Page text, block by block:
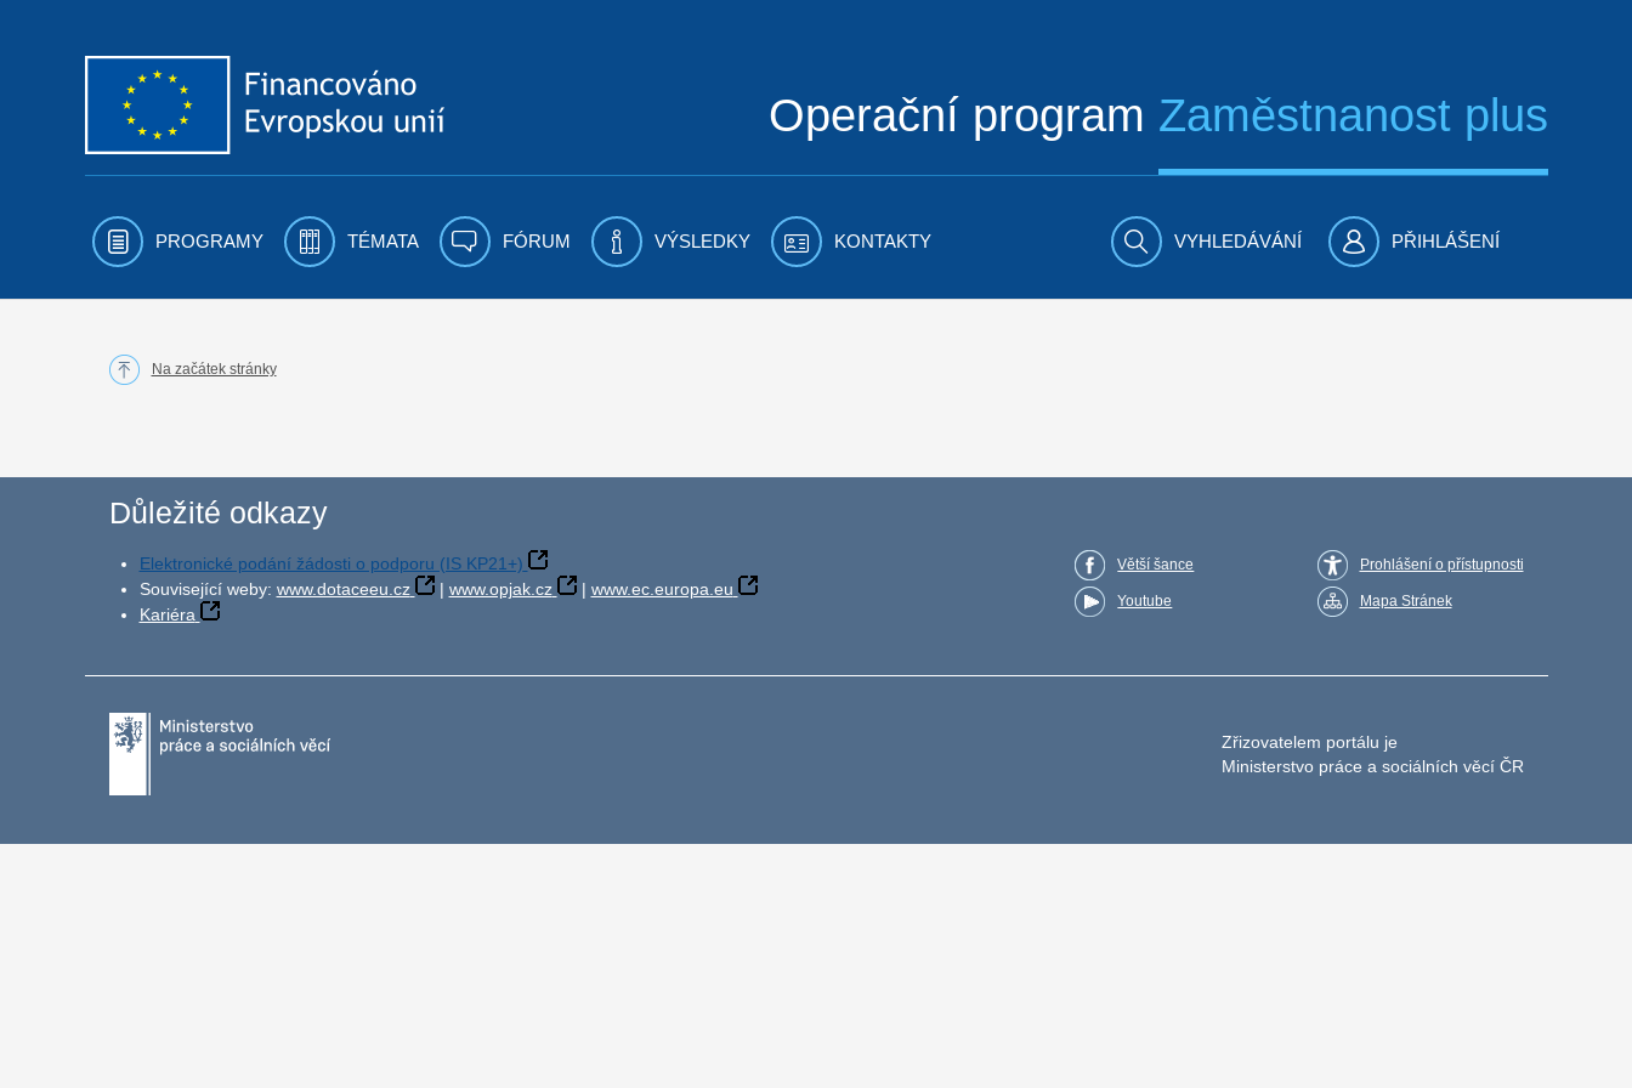
Operační program Zaměstnanost plus
PROGRAMY TÉMATA FÓRUM VÝSLEDKY KONTAKTY VYHLEDÁVÁNÍ PŘIHLÁŠENÍ
Na začátek stránky
Důležité odkazy
Elektronické podání žádosti o podporu (IS KP21+)
Související weby: www.dotaceeu.cz | www.opjak.cz | www.ec.europa.eu
Kariéra
Větší šance
Youtube
Prohlášení o přístupnosti
Mapa Stránek
Zřizovatelem portálu je
Ministerstvo práce a sociálních věcí ČR